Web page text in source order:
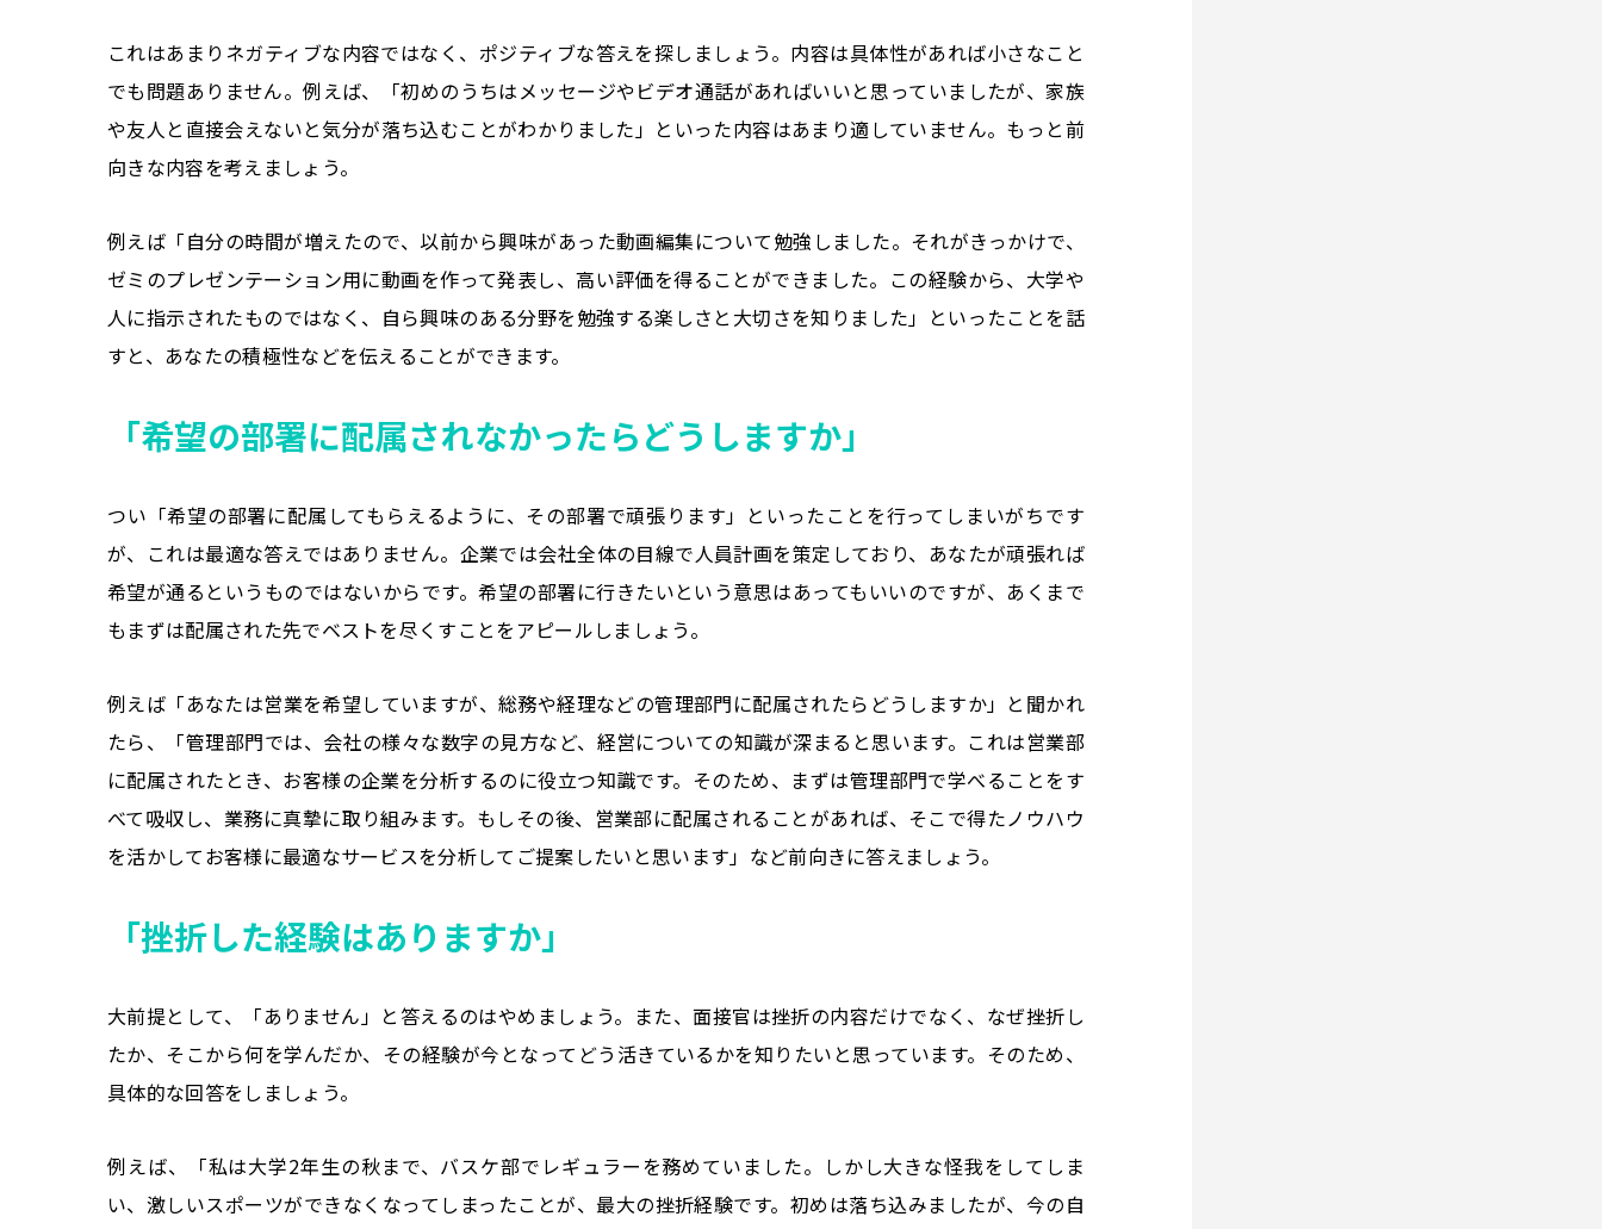
これはあまりネガティブな内容ではなく、ポジティブな答えを探しましょう。内容は具体性があれば小さなこと
でも問題ありません。例えば、「初めのうちはメッセージやビデオ通話があればいいと思っていましたが、家族
や友人と直接会えないと気分が落ち込むことがわかりました」といった内容はあまり適していません。もっと前
向きな内容を考えましょう。
例えば「自分の時間が増えたので、以前から興味があった動画編集について勉強しました。それがきっかけで、
ゼミのプレゼンテーション用に動画を作って発表し、高い評価を得ることができました。この経験から、大学や
人に指示されたものではなく、自ら興味のある分野を勉強する楽しさと大切さを知りました」といったことを話
すと、あなたの積極性などを伝えることができます。
「希望の部署に配属されなかったらどうしますか」
つい「希望の部署に配属してもらえるように、その部署で頑張ります」といったことを行ってしまいがちです
が、これは最適な答えではありません。企業では会社全体の目線で人員計画を策定しており、あなたが頑張れば
希望が通るというものではないからです。希望の部署に行きたいという意思はあってもいいのですが、あくまで
もまずは配属された先でベストを尽くすことをアピールしましょう。
例えば「あなたは営業を希望していますが、総務や経理などの管理部門に配属されたらどうしますか」と聞かれ
たら、「管理部門では、会社の様々な数字の見方など、経営についての知識が深まると思います。これは営業部
に配属されたとき、お客様の企業を分析するのに役立つ知識です。そのため、まずは管理部門で学べることをす
べて吸収し、業務に真摯に取り組みます。もしその後、営業部に配属されることがあれば、そこで得たノウハウ
を活かしてお客様に最適なサービスを分析してご提案したいと思います」など前向きに答えましょう。
「挫折した経験はありますか」
大前提として、「ありません」と答えるのはやめましょう。また、面接官は挫折の内容だけでなく、なぜ挫折し
たか、そこから何を学んだか、その経験が今となってどう活きているかを知りたいと思っています。そのため、
具体的な回答をしましょう。
例えば、「私は大学2年生の秋まで、バスケ部でレギュラーを務めていました。しかし大きな怪我をしてしま
い、激しいスポーツができなくなってしまったことが、最大の挫折経験です。初めは落ち込みましたが、今の自